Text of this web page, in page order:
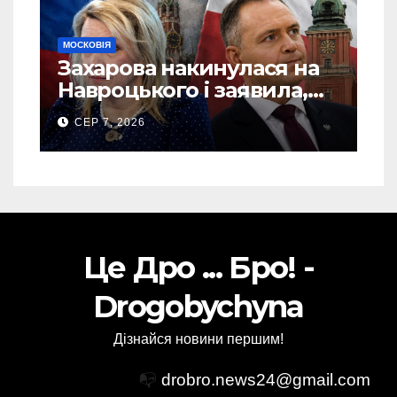
МОСКОВІЯ
Захарова накинулася на
Навроцького і заявила,
що Польща зобов’язана
існуванням Сталіну
СЕР 7, 2026
Це Дро ... Бро! -
Drogobychyna
Дізнайся новини першим!
📭 drobro.news24@gmail.com